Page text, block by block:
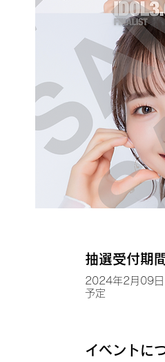
抽選受付期間
2024年2月09
予定
イベントに